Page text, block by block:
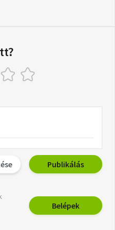
Publikálás
Belépek